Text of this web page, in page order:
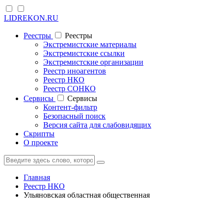
LIDREKON.RU
Реестры
Реестры
Экстремистские материалы
Экстремистские ссылки
Экстремистские организации
Реестр иноагентов
Реестр НКО
Реестр СОНКО
Cервисы
Cервисы
Контент-фильтр
Безопасный поиск
Версия сайта для слабовидящих
Скрипты
О проекте
Главная
Реестр НКО
Ульяновская областная общественная